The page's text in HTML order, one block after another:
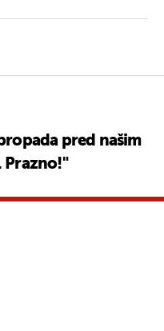
pred našim
Prazno!"